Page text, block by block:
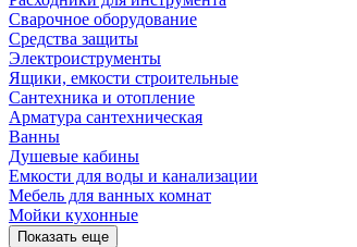
Сварочное оборудование
Средства защиты
Электроиструменты
Ящики, емкости строительные
Сантехника и отопление
Арматура сантехническая
Ванны
Душевые кабины
Емкости для воды и канализации
Мебель для ванных комнат
Мойки кухонные
Показать еще